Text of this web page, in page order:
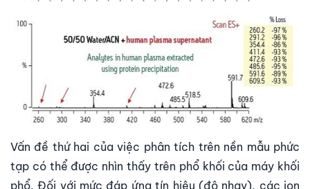
Vấn đề thứ hai của việc phân tích trên nền mẫu phức
tạp có thể được nhìn thấy trên phổ khối của máy khối
phổ. Đối với mức đáp ứng tín hiệu (độ nhạy), các ion